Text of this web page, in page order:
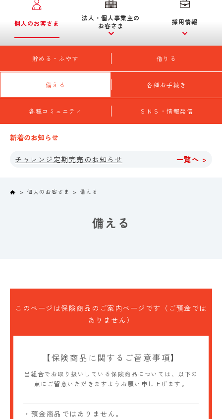
個人のお客さま
法人・個人事業主の
お客さま
採用情報
貯める・ふやす 借りる
備える 各種お手続き
各種コミュニティ ＳＮＳ・情報発信
新着のお知らせ
チャレンジ定期完売のお知らせ 一覧へ >
Home個人のお客さま 備える
備える
このページは保険商品のご案内ページです（ご預金では
ありません）
【保険商品に関するご留意事項】
当組合でお取り扱いしている保険商品については、以下の
点にご留意いただきますようお願い申し上げます。
・預金商品ではありません。